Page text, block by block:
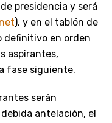
presidencia y será
), y en el tablón de
definitivo en orden
aspirantes,
fase siguiente.
serán
antelación, el